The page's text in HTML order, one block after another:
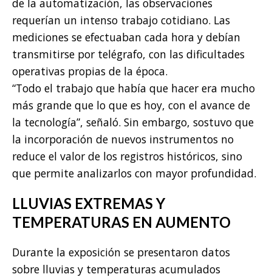
requerían un intenso trabajo cotidiano. Las
mediciones se efectuaban cada hora y debían
transmitirse por telégrafo, con las dificultades
operativas propias de la época.
“Todo el trabajo que había que hacer era mucho
más grande que lo que es hoy, con el avance de
la tecnología”, señaló. Sin embargo, sostuvo que
la incorporación de nuevos instrumentos no
reduce el valor de los registros históricos, sino
que permite analizarlos con mayor profundidad.
LLUVIAS EXTREMAS Y
TEMPERATURAS EN AUMENTO
Durante la exposición se presentaron datos
sobre lluvias y temperaturas acumulados